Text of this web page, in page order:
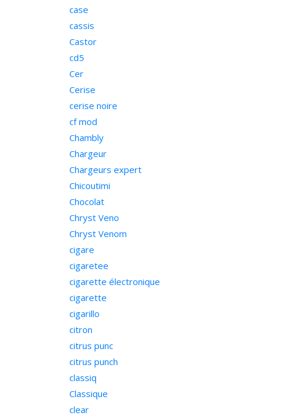
case
cassis
Castor
cd5
Cer
Cerise
cerise noire
cf mod
Chambly
Chargeur
Chargeurs expert
Chicoutimi
Chocolat
Chryst Veno
Chryst Venom
cigare
cigaretee
cigarette électronique
cigarette
cigarillo
citron
citrus punc
citrus punch
classiq
Classique
clear